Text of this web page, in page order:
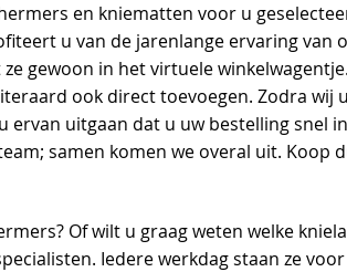
en kniematten voor u
u van de jarenlange ervaring van
gewoon in het virtuele
ook direct toevoegen. Zodra
ervan uitgaan dat u uw bestelling snel
samen komen we overal uit. Koop
Of wilt u graag weten welke
Iedere werkdag staan ze